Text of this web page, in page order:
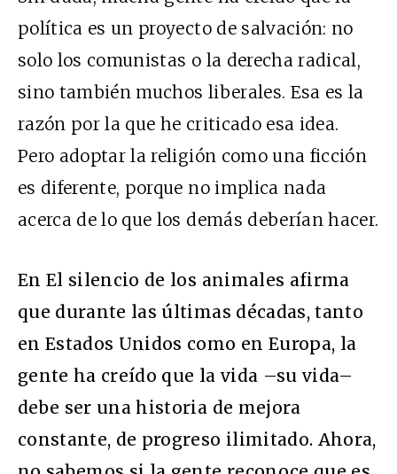
política es un proyecto de salvación: no
solo los comunistas o la derecha radical,
sino también muchos liberales. Esa es la
razón por la que he criticado esa idea.
Pero adoptar la religión como una ficción
es diferente, porque no implica nada
acerca de lo que los demás deberían hacer.
En El silencio de los animales afirma
que durante las últimas décadas, tanto
en Estados Unidos como en Europa, la
gente ha creído que la vida –su vida–
debe ser una historia de mejora
constante, de progreso ilimitado. Ahora,